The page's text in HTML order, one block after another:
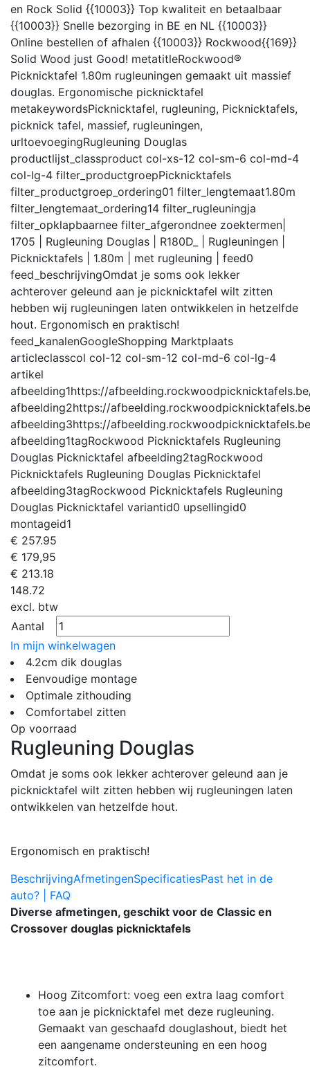
en Rock Solid {{10003}} Top kwaliteit en betaalbaar
{{10003}} Snelle bezorging in BE en NL {{10003}}
Online bestellen of afhalen {{10003}} Rockwood{{169}}
Solid Wood just Good! metatitleRockwood®
Picknicktafel 1.80m rugleuningen gemaakt uit massief
douglas. Ergonomische picknicktafel
metakeywordsPicknicktafel, rugleuning, Picknicktafels,
picknick tafel, massief, rugleuningen,
urltoevoegingRugleuning Douglas
productlijst_classproduct col-xs-12 col-sm-6 col-md-4
col-lg-4 filter_productgroepPicknicktafels
filter_productgroep_ordering01 filter_lengtemaat1.80m
filter_lengtemaat_ordering14 filter_rugleuningja
filter_opklapbaarnee filter_afgerondnee zoektermen
1705 | Rugleuning Douglas | R180D_ | Rugleuningen |
Picknicktafels | 1.80m | met rugleuning |
feed0
feed_beschrijvingOmdat je soms ook lekker
achterover geleund aan je picknicktafel wilt zitten
hebben wij rugleuningen laten ontwikkelen in hetzelfde
hout. Ergonomisch en praktisch!
feed_kanalenGoogleShopping Marktplaats
articleclasscol col-12 col-sm-12 col-md-6 col-lg-4
artikel
afbeelding1https://
afbeelding2https://
afbeelding3https://
afbeelding1tagRockwood Picknicktafels Rugleuning
Douglas Picknicktafel afbeelding2tagRockwood
Picknicktafels Rugleuning Douglas Picknicktafel
afbeelding3tagRockwood Picknicktafels Rugleuning
Douglas Picknicktafel variantid0 upsellingid0
montageid1
€ 257.95
€ 179,95
€ 213.18
148.72
excl. btw
Aantal
In mijn winkelwagen
4.2cm dik douglas
Eenvoudige montage
Optimale zithouding
Comfortabel zitten
Op voorraad
Rugleuning Douglas
Omdat je soms ook lekker achterover geleund aan je
picknicktafel wilt zitten hebben wij rugleuningen laten
ontwikkelen van hetzelfde hout.
Ergonomisch en praktisch!
BeschrijvingAfmetingenSpecificatiesPast het in de
auto? | FAQ
Diverse afmetingen, geschikt voor de Classic en
Crossover douglas picknicktafels
Hoog Zitcomfort: voeg een extra laag comfort
toe aan je picknicktafel met deze rugleuning.
Gemaakt van geschaafd douglashout, biedt het
een aangename ondersteuning en een hoog
zitcomfort.